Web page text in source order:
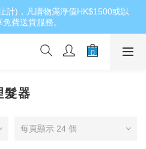
計)，凡購物滿淨值HK$1500或以
免費送貨服務。
髮器
每頁顯示 24 個